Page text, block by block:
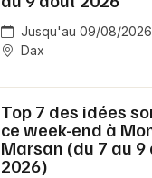
Jusqu'au 09/08/2026
Dax
Top 7 des idées
ce week-end à
Marsan (du 7 au 9
2026)